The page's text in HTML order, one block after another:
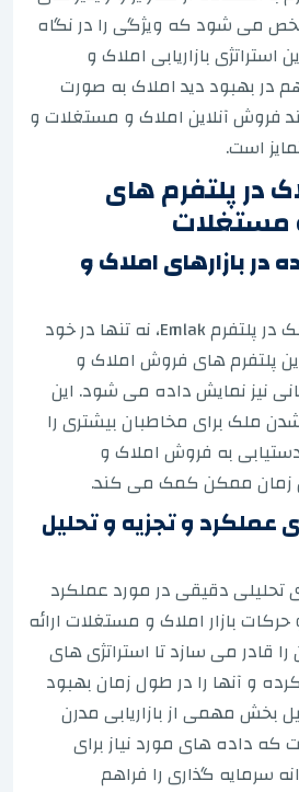
می شود که ویژگی را در نگاه
بازاریابی املاک و
در بهبود دید املاک به صورت
فروش آنلاین املاک و مستغلات و
است.
در پلتفرم های
مستغلات
بازارهای املاک و
با فهرست کردن یک ملک در پلتفرم Emlak، نه تنها در خود
پلتفرم های فروش املاک و
نیز نمایش داده می شود. این
ملک برای مخاطبان بیشتری را
به فروش املاک و
زمان ممکن کمک می کند.
عملکرد و تجزیه و تحلیل
دقیقی در مورد عملکرد
بازار املاک و مستغلات ارائه
قادر می سازد تا استراتژی های
کرده و آنها را در طول زمان بهبود
بخش مهمی از بازاریابی مدرن
داده های مورد نیاز برای
سرمایه گذاری را فراهم